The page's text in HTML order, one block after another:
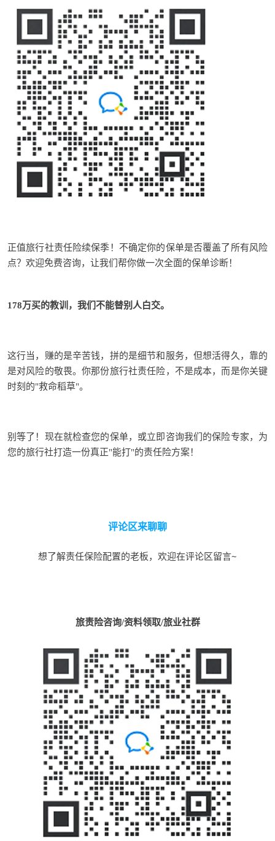
正值旅行社责任险续保季！不确定你的保单是否覆盖了所有风险
点？欢迎免费咨询，让我们帮你做一次全面的保单诊断！
178万买的教训，我们不能替别人白交。
这行当，赚的是辛苦钱，拼的是细节和服务，但想活得久，靠的
是对风险的敬畏。你那份旅行社责任险，不是成本，而是你关键
时刻的"救命稻草"。
别等了！现在就检查您的保单，或立即咨询我们的保险专家，为
您的旅行社打造一份真正"能打"的责任险方案！
评论区来聊聊
想了解责任保险配置的老板，欢迎在评论区留言~
旅责险咨询/资料领取/旅业社群